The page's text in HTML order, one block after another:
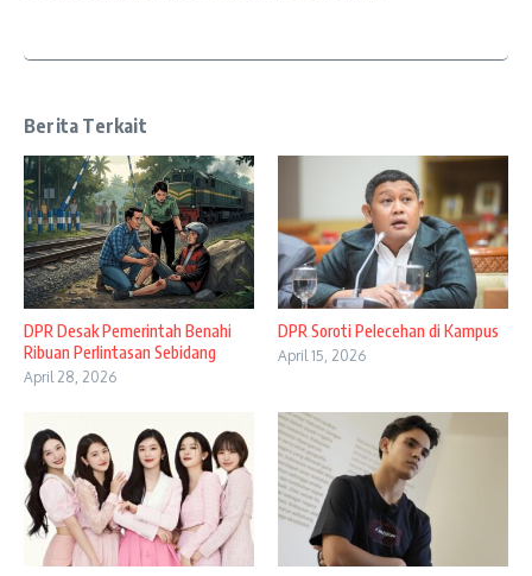
Berita Terkait
DPR Desak Pemerintah Benahi
Ribuan Perlintasan Sebidang
April 28, 2026
DPR Soroti Pelecehan di Kampus
April 15, 2026